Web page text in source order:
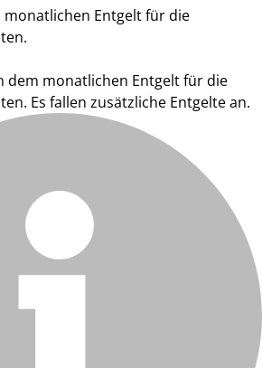
Entgelt für die
dem monatlichen Entgelt für die
Es fallen zusätzliche Entgelte an.